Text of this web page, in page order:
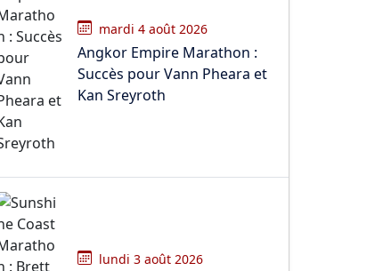
mardi 4 août 2026
Angkor Empire Marathon :
Succès pour Vann Pheara et
Kan Sreyroth
lundi 3 août 2026